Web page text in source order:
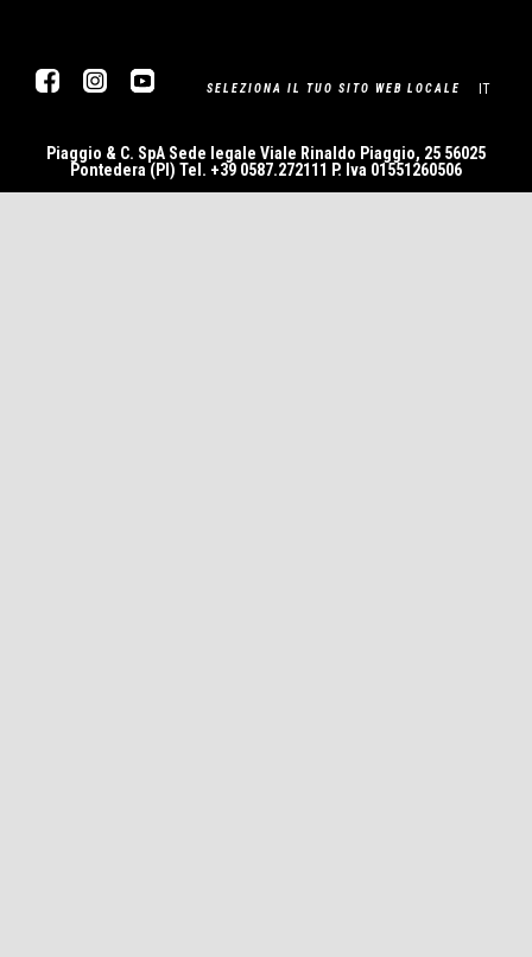
FacebookInstagramYoutubeSELEZIONA IL TUO SITO WEB LOCALE IT
Piaggio & C. SpA Sede legale Viale Rinaldo Piaggio, 25 56025
Pontedera (PI) Tel. +39 0587.272111 P. Iva 01551260506